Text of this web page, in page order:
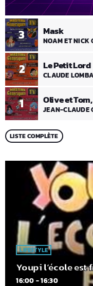
1 Olive et
JEAN-CLAUDE
2 Le Petit Lord
CLAUDE
3 Mask
NOAM ET NICK
LISTE COMPLÈTE
LIFESTYLE
Youpi l’école est
16:00 - 16:30